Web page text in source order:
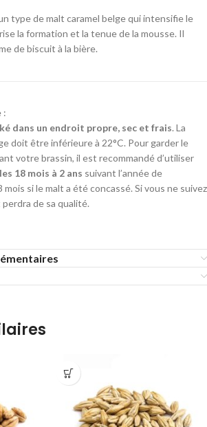
type de malt caramel belge qui intensifie le
la formation et la tenue de la mousse. Il
de biscuit à la bière.
:
dans un endroit propre, sec et frais. La
doit être inférieure à 22°C. Pour garder le
votre brassin, il est recommandé d’utiliser
18 mois à 2 ans suivant l’année de
si le malt a été concassé. Si vous ne suivez
de sa qualité.